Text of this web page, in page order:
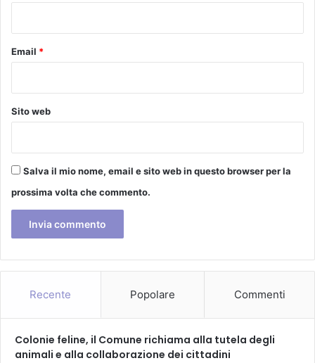
Email *
Sito web
Salva il mio nome, email e sito web in questo browser per la
prossima volta che commento.
Recente Popolare Commenti
Colonie feline, il Comune richiama alla tutela degli
animali e alla collaborazione dei cittadini